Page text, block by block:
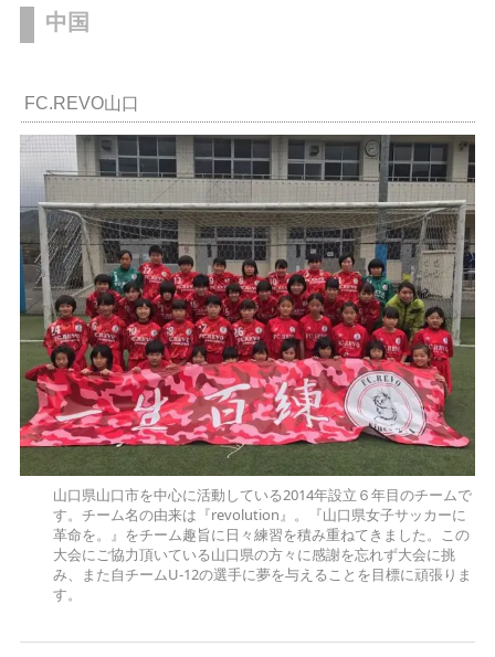
中国
FC.REVO山口
山口県山口市を中心に活動している2014年設立６年目のチームで
す。チーム名の由来は『revolution』。『山口県女子サッカーに
革命を。』をチーム趣旨に日々練習を積み重ねてきました。この
大会にご協力頂いている山口県の方々に感謝を忘れず大会に挑
み、また自チームU-12の選手に夢を与えることを目標に頑張りま
す。